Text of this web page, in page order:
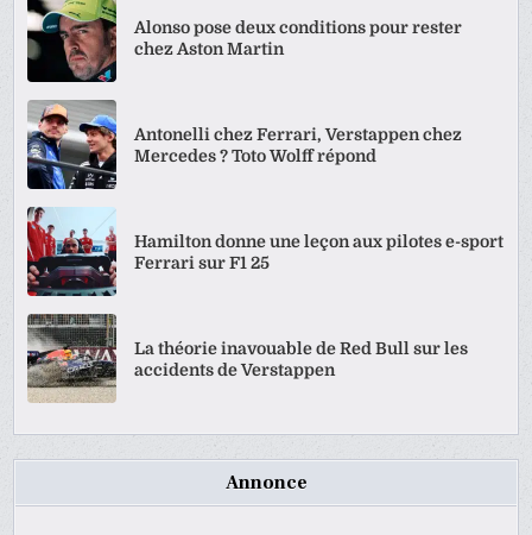
Alonso pose deux conditions pour rester
chez Aston Martin
Antonelli chez Ferrari, Verstappen chez
Mercedes ? Toto Wolff répond
Hamilton donne une leçon aux pilotes e-sport
Ferrari sur F1 25
La théorie inavouable de Red Bull sur les
accidents de Verstappen
Annonce